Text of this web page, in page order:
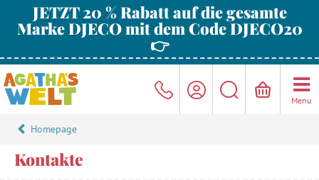
JETZT 20 % Rabatt auf die gesamte
Marke DJECO mit dem Code DJECO20
👉
Menu
Homepage
Kontakte